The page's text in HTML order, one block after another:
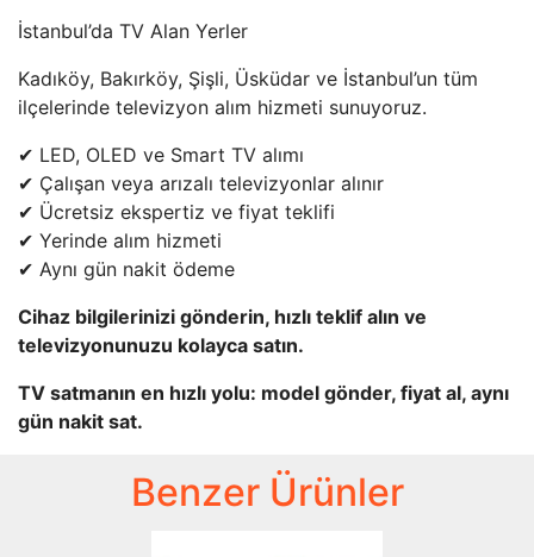
İstanbul’da TV Alan Yerler
Kadıköy, Bakırköy, Şişli, Üsküdar ve İstanbul’un tüm
ilçelerinde televizyon alım hizmeti sunuyoruz.
✔ LED, OLED ve Smart TV alımı
✔ Çalışan veya arızalı televizyonlar alınır
✔ Ücretsiz ekspertiz ve fiyat teklifi
✔ Yerinde alım hizmeti
✔ Aynı gün nakit ödeme
Cihaz bilgilerinizi gönderin, hızlı teklif alın ve
televizyonunuzu kolayca satın.
TV satmanın en hızlı yolu: model gönder, fiyat al, aynı
gün nakit sat.
Benzer Ürünler